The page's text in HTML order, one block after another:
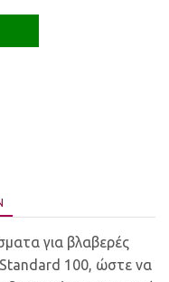
για βλαβερές
100, ώστε να